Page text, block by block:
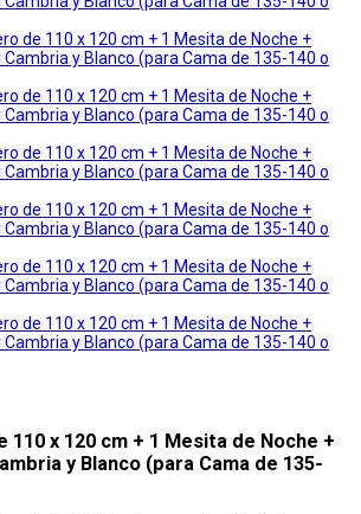
110 x 120 cm + 1 Mesita de Noche +
y Blanco (para Cama de 135-